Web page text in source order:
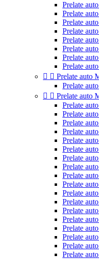
Prelate
Prelate
Prelate
Prelate
Prelate
Prelate
Prelate
Prelate
  Prelate auto
Prelate
  Prelate auto
Prelate
Prelate
Prelate
Prelate
Prelate
Prelate
Prelate
Prelate
Prelate
Prelate
Prelate
Prelate
Prelate
Prelate
Prelate
Prelate
Prelate
Prelate